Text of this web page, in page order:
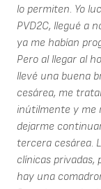
lo permiten. Yo
PVD2C, llegué a
ya me habían
Pero al llegar al
llevé una buena
cesárea, me
inútilmente y me
dejarme
tercera cesárea.
clínicas privadas,
hay una